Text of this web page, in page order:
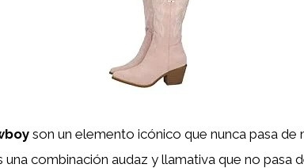
son un elemento icónico que nunca pasa de
una combinación audaz y llamativa que no pasa